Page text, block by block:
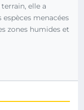
elle a
menacées
zones humides et